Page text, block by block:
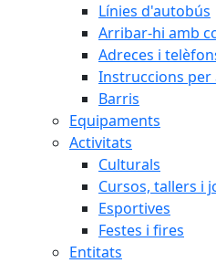
Línies d'autobús
Arribar-hi amb
Adreces i
Instruccions per
Barris
Equipaments
Activitats
Culturals
Cursos, tallers i
Esportives
Festes i fires
Entitats